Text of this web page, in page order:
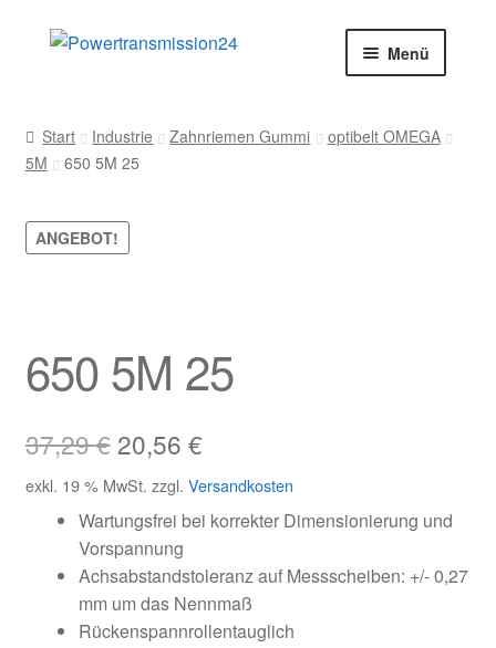
Zur
Zum
Menü
AGB
Blog
Kasse
Kontakt
Kundeninformationen
Mein Konto
Shop
Start Industrie Zahnriemen Gummi
optibelt OMEGA
5M
650 5M 25
ANGEBOT!
650 5M 25
37,29€ Ursprünglicher
Preis
war:
37,29 €
20,56 €Aktueller
Preis
ist:
20,56 €.
exkl. 19 % MwSt. zzgl. Versandkosten
Wartungsfrei bei korrekter Dimensionierung und
Vorspannung
Achsabstandstoleranz auf Messscheiben: +/- 0,27
mm um das Nennmaß
Rückenspannrollentauglich